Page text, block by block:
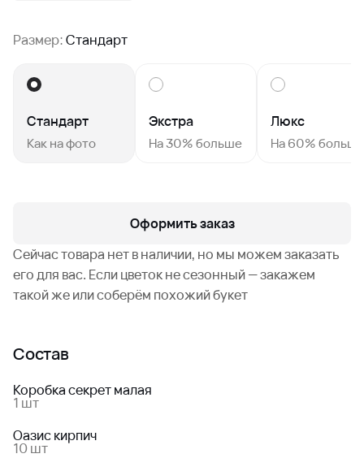
Размер:Стандарт
Стандарт
Как на фото
Экстра
На 30% больше
Люкс
На 60% больше
Оформить заказ
Сейчас товара нет в наличии, но мы можем заказать
его для вас. Если цветок не сезонный — закажем
такой же или соберём похожий букет
Состав
Коробка секрет малая
1 шт
Оазис кирпич
10 шт